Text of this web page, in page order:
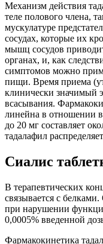
Механизм действия
теле полового члена,
мускулатуре
сосудах, которые их
мышц сосудов
органах, и, как
симптомов можно
пищи. Время приема
клинически значимый
всасывания.
линейна в отношении
до 20 мг составляет
тадалафил
Сиалис
В терапевтических
связывается с
при нарушении
0,0005% введенной
Фармакокинетика